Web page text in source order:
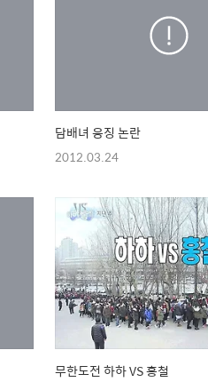
담배녀 응징 논란
2012.03.24
무한도전 하하 VS 홍철